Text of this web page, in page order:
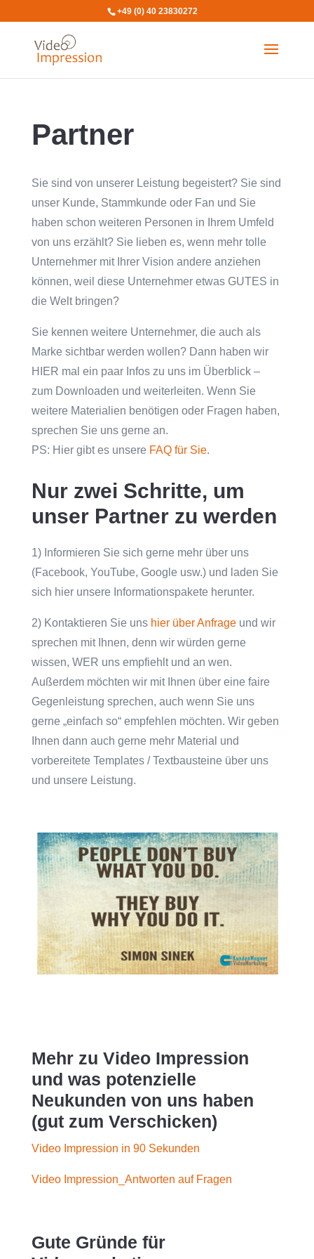
+49 (0) 40 23830272
Partner
Sie sind von unserer Leistung begeistert? Sie sind
unser Kunde, Stammkunde oder Fan und Sie
haben schon weiteren Personen in Ihrem Umfeld
von uns erzählt? Sie lieben es, wenn mehr tolle
Unternehmer mit Ihrer Vision andere anziehen
können, weil diese Unternehmer etwas GUTES in
die Welt bringen?
Sie kennen weitere Unternehmer, die auch als
Marke sichtbar werden wollen? Dann haben wir
HIER mal ein paar Infos zu uns im Überblick –
zum Downloaden und weiterleiten. Wenn Sie
weitere Materialien benötigen oder Fragen haben,
sprechen Sie uns gerne an.
PS: Hier gibt es unsere FAQ für Sie.
Nur zwei Schritte, um
unser Partner zu werden
1) Informieren Sie sich gerne mehr über uns
(Facebook, YouTube, Google usw.) und laden Sie
sich hier unsere Informationspakete herunter.
2) Kontaktieren Sie uns hier über Anfrageund wir
sprechen mit Ihnen, denn wir würden gerne
wissen, WER uns empfiehlt und an wen.
Außerdem möchten wir mit Ihnen über eine faire
Gegenleistung sprechen, auch wenn Sie uns
gerne „einfach so“ empfehlen möchten. Wir geben
Ihnen dann auch gerne mehr Material und
vorbereitete Templates / Textbausteine über uns
und unsere Leistung.
Mehr zu Video Impression
und was potenzielle
Neukunden von uns haben
(gut zum Verschicken)
Video Impression in 90 Sekunden
Video Impression_Antworten auf Fragen
Gute Gründe für